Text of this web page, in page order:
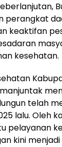
perangkat
keaktifan
kesehatan.
telah
lalu. Oleh
pelayanan
kini menjadi